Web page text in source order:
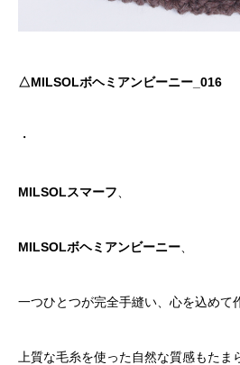
△MILSOLボヘミアンビーニー_016
・
MILSOLスマーフ
MILSOLボヘミアンビーニー
一つひとつが完全手縫い、心を込めて
上質な毛糸を使った自然な質感もたま